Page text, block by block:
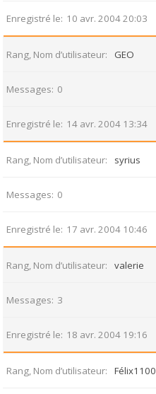
Enregistré le 10 avr. 2004 20:03
Rang, Nom d’utilisateur GEO
Messages 0
Enregistré le 14 avr. 2004 13:34
Rang, Nom d’utilisateur syrius
Messages 0
Enregistré le 17 avr. 2004 10:46
Rang, Nom d’utilisateur valerie
Messages 3
Enregistré le 18 avr. 2004 19:16
Rang, Nom d’utilisateur Félix1100